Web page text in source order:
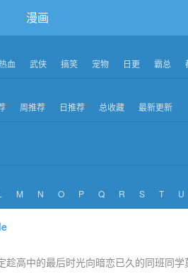
漫画
血 武侠 搞笑 宠物 日更 霸总
周推荐 日推荐 总收藏 最新更新
M N O P Q R S T U
趁高中的最后时光向暗恋已久的同班同